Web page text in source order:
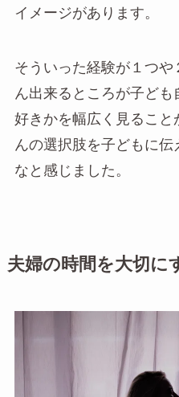
イメージがあります。
そういった経験が１つや
ん出来るところが子ど
好きかを幅広く見ること
んの選択肢を子どもに
なと感じました。
夫婦の時間を大切に